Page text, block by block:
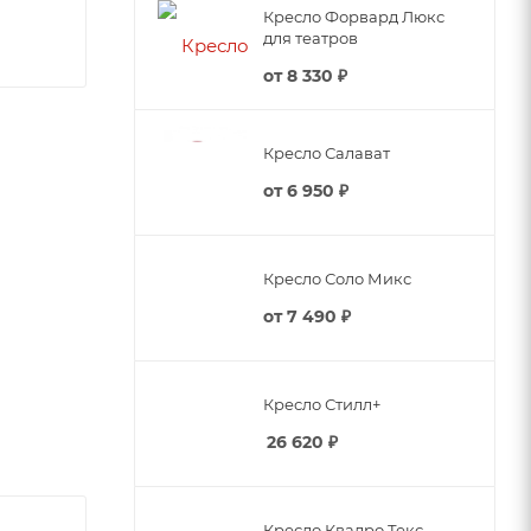
Кресло Форвард Люкс
для театров
от8 330 ₽
Кресло Салават
от6 950 ₽
Кресло Соло Микс
от7 490 ₽
Кресло Стилл+
26 620 ₽